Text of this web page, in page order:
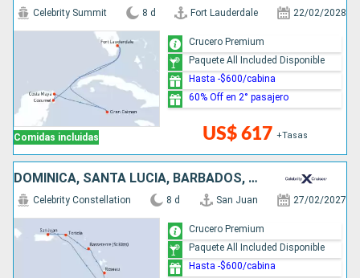
Comidas incluidas
Celebrity Summit 8 d Fort Lauderdale 22/02/2028
US$ 617 +Tasas
Crucero Premium
Paquete All Included Disponible
Hasta -$600/cabina
60% Off en 2° pasajero
DOMINICA, SANTA LUCIA, BARBADOS, PUERTO RICO
Celebrity Constellation 8 d San Juan 27/02/2027
Crucero Premium
Paquete All Included Disponible
Hasta -$600/cabina